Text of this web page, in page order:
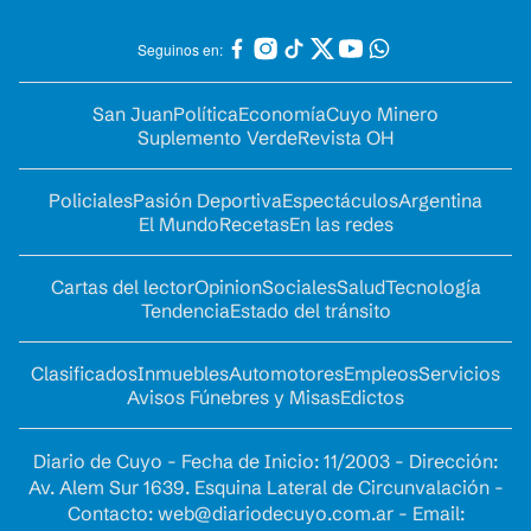
Seguinos en:
San JuanPolíticaEconomíaCuyo Minero
Suplemento VerdeRevista OH
PolicialesPasión DeportivaEspectáculosArgentina
El MundoRecetasEn las redes
Cartas del lectorOpinionSocialesSaludTecnología
TendenciaEstado del tránsito
ClasificadosInmueblesAutomotoresEmpleosServicios
Avisos Fúnebres y MisasEdictos
Diario de Cuyo - Fecha de Inicio: 11/2003 - Dirección:
Av. Alem Sur 1639. Esquina Lateral de Circunvalación -
Contacto: web@diariodecuyo.com.ar- Email: